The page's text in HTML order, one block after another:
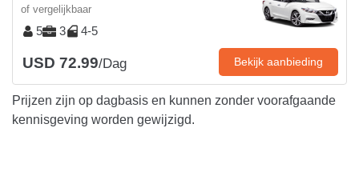
of vergelijkbaar
5 3 4-5
USD 72.99/Dag Bekijk aanbieding
Prijzen zijn op dagbasis en kunnen zonder voorafgaande
kennisgeving worden gewijzigd.